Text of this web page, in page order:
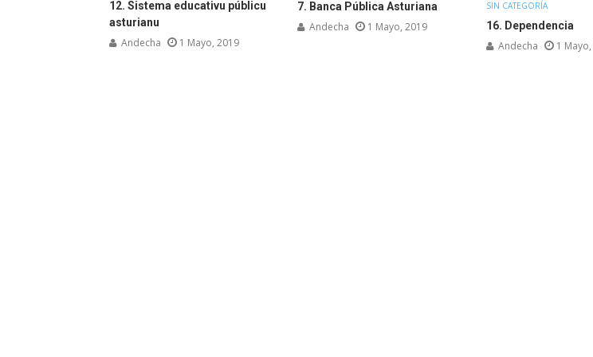
12. Sistema educativu públicu
asturianu
Andecha 1 Mayo, 2019
7. Banca Pública Asturiana
Andecha 1 Mayo, 2019
SIN CATEGORÍA
16. Dependencia
Andecha 1